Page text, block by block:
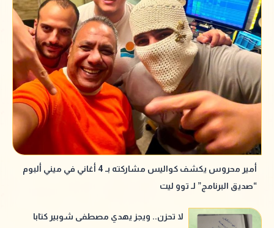
أمير محروس يكشف كواليس مشاركته بـ 4 أغاني في ميني ألبوم
“صديق البرنامج” لـ توو ليت
لا تحزن.. ويجز يهدي مصطفى شوبير كتابا